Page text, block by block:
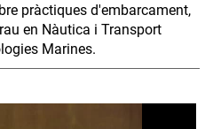
pràctiques d'embarcament,
en Nàutica i Transport
Marines.